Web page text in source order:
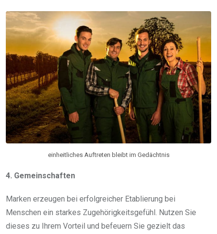
einheitliches Auftreten bleibt im Gedächtnis
4. Gemeinschaften
Marken erzeugen bei erfolgreicher Etablierung bei
Menschen ein starkes Zugehörigkeitsgefühl. Nutzen Sie
dieses zu Ihrem Vorteil und befeuern Sie gezielt das